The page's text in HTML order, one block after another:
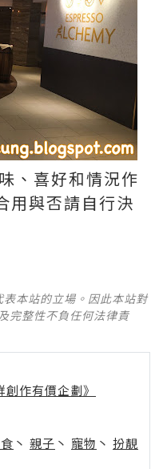
、喜好和情況作
用與否請自行決
本站的立場。因此本站對
完整性不負任何法律責
作有價企劃》
丶 親子 丶 寵物 丶 扮靚